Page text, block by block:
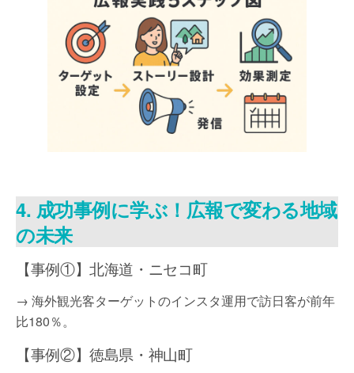
4. 成功事例に学ぶ！広報で変わる地域
の未来
【事例①】北海道・ニセコ町
→ 海外観光客ターゲットのインスタ運用で訪日客が前年
比180％。
【事例②】徳島県・神山町